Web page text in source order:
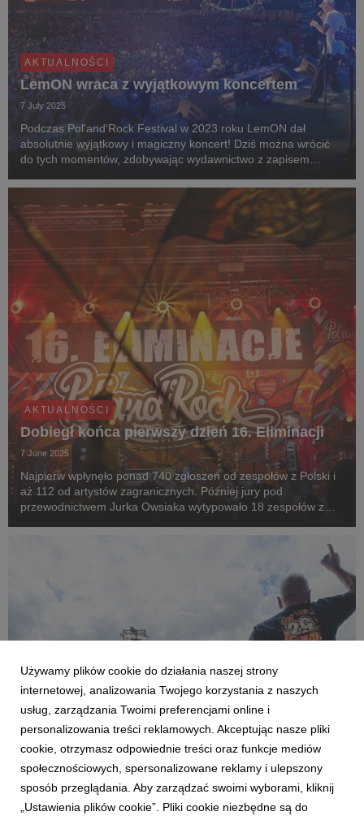
AKTUALNOŚCI
LemON wraca z wyjątkowym koncertem
7 July 2025
Podczas Pol'and'Rock Festival w 2023 roku LemON dał
absolutnie wyjątkowy i magiczny koncert! Dziś można wrócić
do tych momentów, zdobywając wydawnictwo z zapisem
AKTUALNOŚCI
Dobiegł końca pierwszy dzień 16. Eliminacji
7 June 2025
Najpierw wpłynęło ponad 740 zgłoszeń od zespołów z Polski i
aż 112 od artystów zagranicznych. Później jury pod
przewodnictwem Jurka Owsiaka wytypowało 18 zespołów z
"Browar B." we Włocławku. Pierwszy dzień koncertó...
Jurek Owsiak spotka się z mieszkańcami
Czaplinka
Używamy plików cookie do działania naszej strony
internetowej, analizowania Twojego korzystania z naszych
usług, zarządzania Twoimi preferencjami online i
personalizowania treści reklamowych. Akceptując nasze pliki
cookie, otrzymasz odpowiednie treści oraz funkcje mediów
społecznościowych, spersonalizowane reklamy i ulepszony
sposób przeglądania. Aby zarządzać swoimi wyborami, kliknij
„Ustawienia plików cookie”. Pliki cookie niezbędne są do